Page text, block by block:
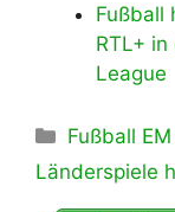
Fußball
RTL+
League
Kategorien
Fußball
Länderspiele